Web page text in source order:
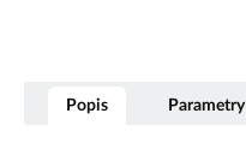
Popis Parametry